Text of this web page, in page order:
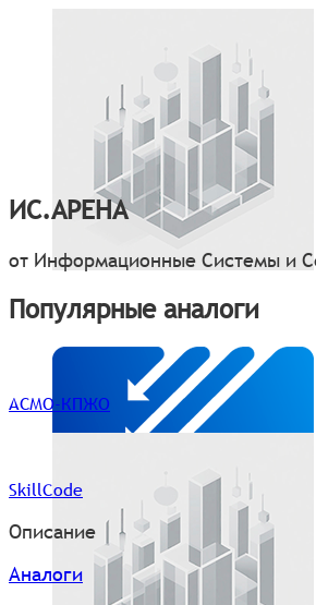
ИС.АРЕНА
от Информационные Системы и
Популярные аналоги
АСМО-КПЖО
SkillCode
Описание
Аналоги